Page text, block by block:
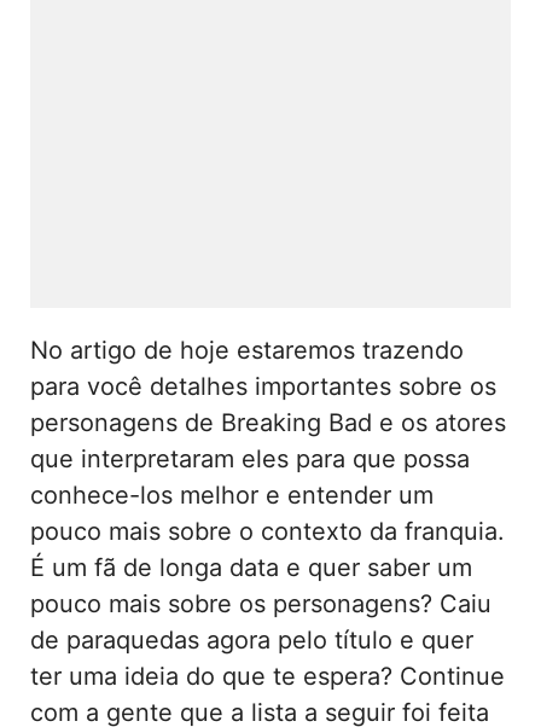
No artigo de hoje estaremos trazendo
para você detalhes importantes sobre os
personagens de Breaking Bad e os atores
que interpretaram eles para que possa
conhece-los melhor e entender um
pouco mais sobre o contexto da franquia.
É um fã de longa data e quer saber um
pouco mais sobre os personagens? Caiu
de paraquedas agora pelo título e quer
ter uma ideia do que te espera? Continue
com a gente que a lista a seguir foi feita